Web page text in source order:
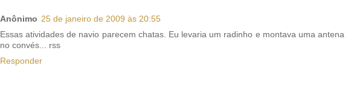
Anônimo 25 de janeiro de 2009 às 20:55
Essas atividades de navio parecem chatas. Eu levaria um radinho e montava uma antena
no convés... rss
Responder